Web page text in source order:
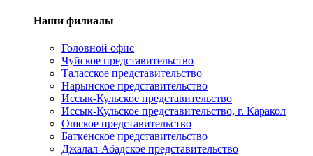
Наши филиалы
Головной офис
Чуйское представительство
Таласское представительство
Нарынское представительство
Иссык-Кульское представительство
Иссык-Кульское представительство, г. Каракол
Ошское представительство
Баткенское представительство
Джалал-Абадское представительство